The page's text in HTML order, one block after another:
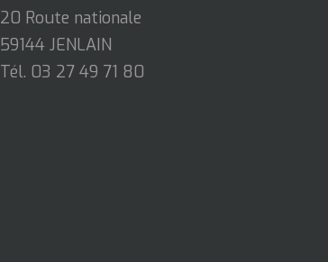
20 Route nationale
59144 JENLAIN
Tél. 03 27 49 71 80